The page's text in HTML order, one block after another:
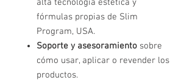
fórmulas propias de Slim
Program, USA.
Soporte y asesoramiento sobre
cómo usar, aplicar o revender los
productos.